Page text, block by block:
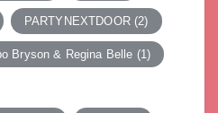
PARTYNEXTDOOR(2)
Bryson & Regina Belle (1)